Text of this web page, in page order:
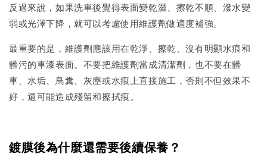
反過來說，如果洗車後覺得表面變乾澀、擦乾不順、潑水變
弱或光澤下降，就可以考慮使用維護劑做適度補強。
最重要的是，維護劑應該用在乾淨、擦乾、沒有明顯水痕和
髒污的車漆表面。不要把維護劑當成清潔劑，也不要在髒
車、水垢、鳥糞、灰塵或水痕上直接施工，否則不但效果不
好，還可能造成殘留和擦拭痕。
鍍膜後為什麼還需要後續保養？